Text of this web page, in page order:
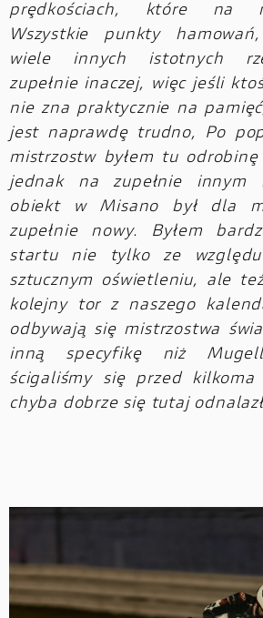
prędkościach, które na
Wszystkie punkty
wiele innych istotnych
zupełnie inaczej, więc jeśli
nie zna praktycznie na
jest naprawdę trudno, Po
mistrzostw byłem tu
jednak na zupełnie innym
obiekt w Misano był dla
zupełnie nowy. Byłem
startu nie tylko ze
sztucznym oświetleniu, ale
kolejny tor z naszego
odbywają się mistrzostwa
inną specyfikę niż
ścigaliśmy się przed
chyba dobrze się tutaj